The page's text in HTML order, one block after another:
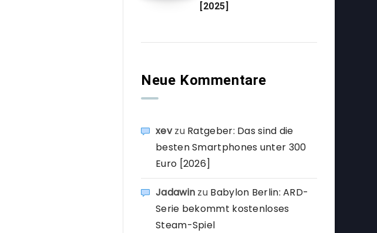
[2025]
Neue Kommentare
xevzu Ratgeber: Das sind die
besten Smartphones unter 300
Euro [2026]
Jadawin zu Babylon Berlin: ARD-
Serie bekommt kostenloses
Steam-Spiel